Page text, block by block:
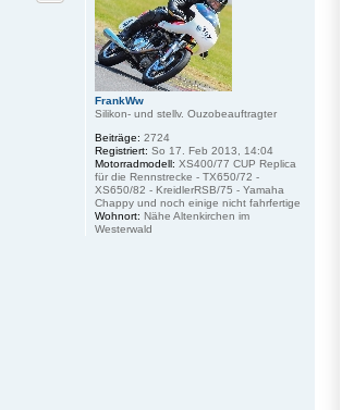
FrankWw
Silikon- und stellv. Ouzobeauftragter
Beiträge: 2724
Registriert: So 17. Feb 2013, 14:04
Motorradmodell: XS400/77 CUP Replica
für die Rennstrecke - TX650/72 -
XS650/82 - KreidlerRSB/75 - Yamaha
Chappy und noch einige nicht fahrfertige
Wohnort: Nähe Altenkirchen im
Westerwald